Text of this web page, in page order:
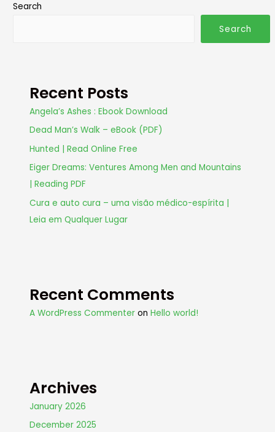
Search
Search
Recent Posts
Angela’s Ashes : Ebook Download
Dead Man’s Walk – eBook (PDF)
Hunted | Read Online Free
Eiger Dreams: Ventures Among Men and Mountains
| Reading PDF
Cura e auto cura – uma visão médico-espírita |
Leia em Qualquer Lugar
Recent Comments
A WordPress Commenter onHello world!
Archives
January 2026
December 2025